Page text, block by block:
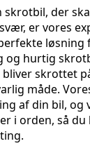
skrotbil, der
er vores
løsning
og hurtig
skrottet
måde.
af din bil, og
i orden, så du